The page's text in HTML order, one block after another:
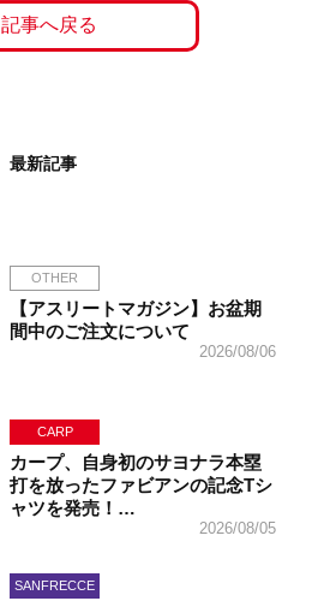
記事へ戻る
最新記事
OTHER
【アスリートマガジン】お盆期
間中のご注文について
2026/08/06
CARP
カープ、自身初のサヨナラ本塁
打を放ったファビアンの記念Tシ
ャツを発売！…
2026/08/05
SANFRECCE